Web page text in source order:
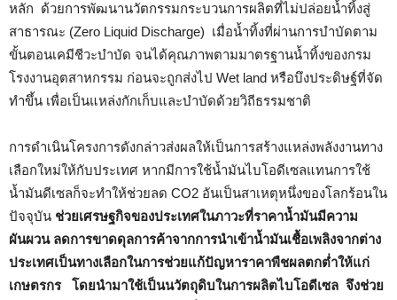
หลัก ด้วยการพัฒนานวัตกรรมกระบวนการผลิตที่ไม่ปล่อยน้ำทิ้งสู่
สาธารณะ (Zero Liquid Discharge) เมื่อน้ำทิ้งที่ผ่านการบำบัดตาม
ขั้นตอนเคมีชีวะบำบัด จนได้คุณภาพตามมาตรฐานน้ำทิ้งของกรม
โรงงานอุตสาหกรรม ก่อนจะถูกส่งไป Wet land หรือบึงประดิษฐ์ที่จัด
ทำขึ้น เพื่อเป็นแหล่งกักเก็บและบำบัดด้วยวิถีธรรมชาติ
การดำเนินโครงการดังกล่าวส่งผลให้เป็นการสร้างแหล่งพลังงานทาง
เลือกใหม่ให้กับประเทศ หากมีการใช้น้ำมันไบโอดีเซลแทนการใช้
น้ำมันดีเซลก็จะทำให้ช่วยลด CO2 อันเป็นสาเหตุหนึ่งของโลกร้อนใน
ปัจจุบัน ช่วยเศรษฐกิจของประเทศในภาวะที่ราคาน้ำมันมีความ
ผันผวน ลดการขาดดุลการค้าจากการนำเข้าน้ำมันเชื้อเพลิงจากต่าง
ประเทศเป็นทางเลือกในการช่วยแก้ปัญหาราคาพืชผลตกต่ำให้แก่
เกษตรกร โดยนำมาใช้เป็นนวัตถุดิบในการผลิตไบโอดีเซล จึงช่วย